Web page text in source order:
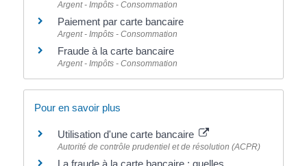
Argent - Impôts - Consommation
Paiement par carte bancaire
Argent - Impôts - Consommation
Fraude à la carte bancaire
Argent - Impôts - Consommation
Pour en savoir plus
Utilisation d'une carte bancaire
Autorité de contrôle prudentiel et de résolution (ACPR)
La fraude à la carte bancaire : quelles